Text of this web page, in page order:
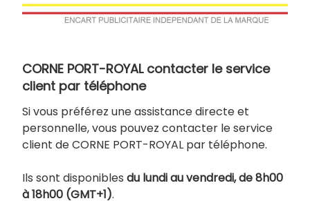
CORNE PORT-ROYAL contacter le service
client par téléphone
Si vous préférez une assistance directe et
personnelle, vous pouvez contacter le service
client de CORNE PORT-ROYAL par téléphone.
Ils sont disponibles du lundi au vendredi, de 8h00
à 18h00 (GMT+1).